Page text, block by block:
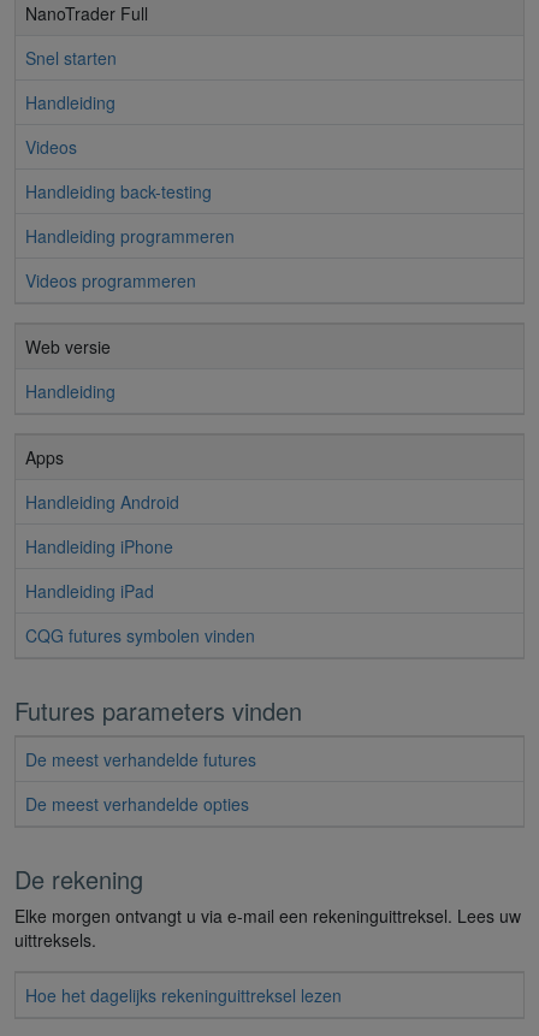
NanoTrader Full
Snel starten
Handleiding
Videos
Handleiding back-testing
Handleiding programmeren
Videos programmeren
Web versie
Handleiding
Apps
Handleiding Android
Handleiding iPhone
Handleiding iPad
CQG futures symbolen vinden
Futures parameters vinden
De meest verhandelde futures
De meest verhandelde opties
De rekening
Elke morgen ontvangt u via e-mail een rekeninguittreksel. Lees uw
uittreksels.
Hoe het dagelijks rekeninguittreksel lezen